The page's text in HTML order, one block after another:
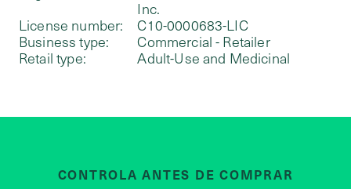
Inc.
License number:
C10-0000683-LIC
Business type:
Commercial - Retailer
Retail type:
Adult-Use and Medicinal
CONTROLA ANTES DE COMPRAR